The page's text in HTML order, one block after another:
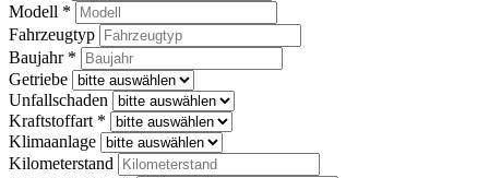
Modell *
Fahrzeugtyp
Baujahr *
Getriebe
Unfallschaden
Kraftstoffart *
Klimaanlage
Kilometerstand